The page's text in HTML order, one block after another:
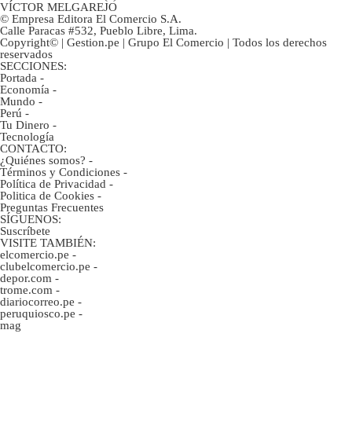
VÍCTOR MELGAREJO
© Empresa Editora El Comercio S.A.
Calle Paracas #532, Pueblo Libre, Lima.
Copyright© | Gestion.pe | Grupo El Comercio | Todos los derechos
reservados
SECCIONES:
Portada -
Economía -
Mundo -
Perú -
Tu Dinero -
Tecnología
CONTACTO:
¿Quiénes somos? -
Términos y Condiciones -
Política de Privacidad -
Politica de Cookies -
Preguntas Frecuentes
SÍGUENOS:
Suscríbete
VISITE TAMBIÉN:
elcomercio.pe -
clubelcomercio.pe -
depor.com -
trome.com -
diariocorreo.pe -
peruquiosco.pe -
mag